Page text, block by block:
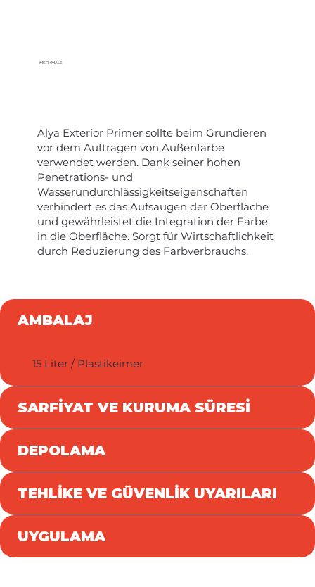
MERKMALE
Alya Exterior Primer sollte beim Grundieren
vor dem Auftragen von Außenfarbe
verwendet werden. Dank seiner hohen
Penetrations- und
Wasserundurchlässigkeitseigenschaften
verhindert es das Aufsaugen der Oberfläche
und gewährleistet die Integration der Farbe
in die Oberfläche. Sorgt für Wirtschaftlichkeit
durch Reduzierung des Farbverbrauchs.
AMBALAJ
15 Liter / Plastikeimer
SARFİYAT VE KURUMA SÜRESİ
DEPOLAMA
TEHLİKE VE GÜVENLİK UYARILARI
UYGULAMA